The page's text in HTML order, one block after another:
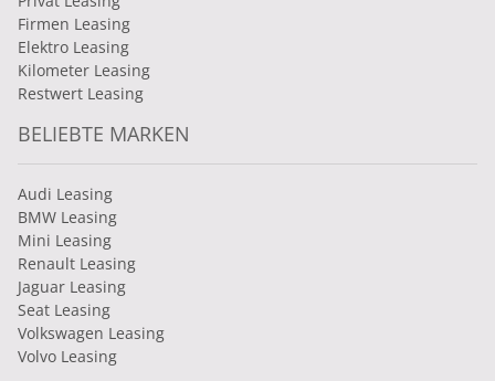
Firmen Leasing
Elektro Leasing
Kilometer Leasing
Restwert Leasing
BELIEBTE MARKEN
Audi Leasing
BMW Leasing
Mini Leasing
Renault Leasing
Jaguar Leasing
Seat Leasing
Volkswagen Leasing
Volvo Leasing